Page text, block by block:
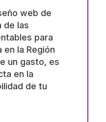
web de
de las
para
en la Región
un gasto, es
en la
de tu